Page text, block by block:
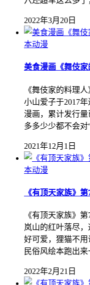
2022年3月20日
本动漫
美食漫画《舞伎
《舞伎家的料理
小山爱子于2017
漫画，累计发行量
多多少少都不会
2021年12月1日
本动漫
《有顶天家族》
《有顶天家族》
岚山的红叶落尽
好可爱，狸猫不
民俗风绘本跑出
2022年2月21日